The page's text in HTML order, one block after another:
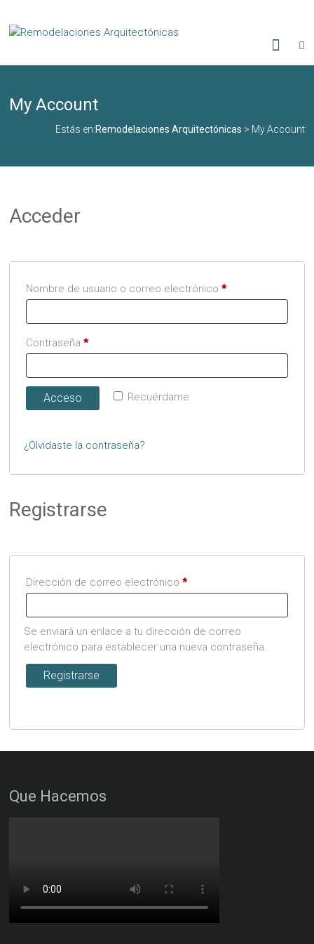
My Account
Estás en:Remodelaciones Arquitectónicas > My Account
Acceder
Nombre de usuario o correo electrónico*
Contraseña*
Recuérdame
Acceso
¿Olvidaste la contraseña?
Registrarse
Dirección de correo electrónico*
Se enviará un enlace a tu dirección de correo
electrónico para establecer una nueva contraseña.
Registrarse
Que Hacemos